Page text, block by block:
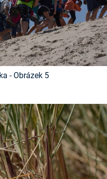
- Obrázek 5